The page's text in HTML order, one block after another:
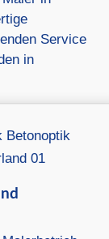
Service
in